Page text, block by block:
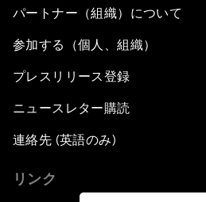
パートナー（組織）について
参加する（個人、組織）
プレスリリース登録
ニュースレター購読
連絡先 (英語のみ)
リンク